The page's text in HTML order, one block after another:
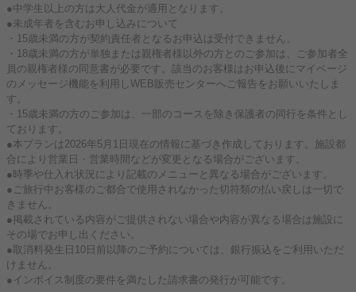
●中学生以上の方は大人代金が適用となります。
●未成年者を含むお申し込みについて
・15歳未満の方が契約責任者となるお申込は受付できません。
・18歳未満の方が単独または親権者様以外の方とのご参加は、ご参加者全
員の親権者様の同意書が必要です。該当のお客様はお申込後にマイページ
のメッセージ機能を利用しWEB販売センターへご報告をお願いいたしま
す。
・15歳未満の方のご参加は、一部のコースを除き保護者の同行を条件とし
ております。
●本プランは2026年5月1日現在の情報に基づき作成しております。施設都
合により営業日・営業時間などが変更となる場合がございます。
●時季や仕入れ状況により記載のメニューと異なる場合がございます。
●ご旅行中お客様のご都合で使用されなかった切符類の払い戻しは一切で
きません。
●掲載されている内容がご提供されない場合や内容が異なる場合は施設に
その場でお申し出ください。
●取消料発生日10日前以降のご予約については、銀行振込をご利用いただ
けません。
●インボイス制度の要件を満たした請求書の発行が可能です。